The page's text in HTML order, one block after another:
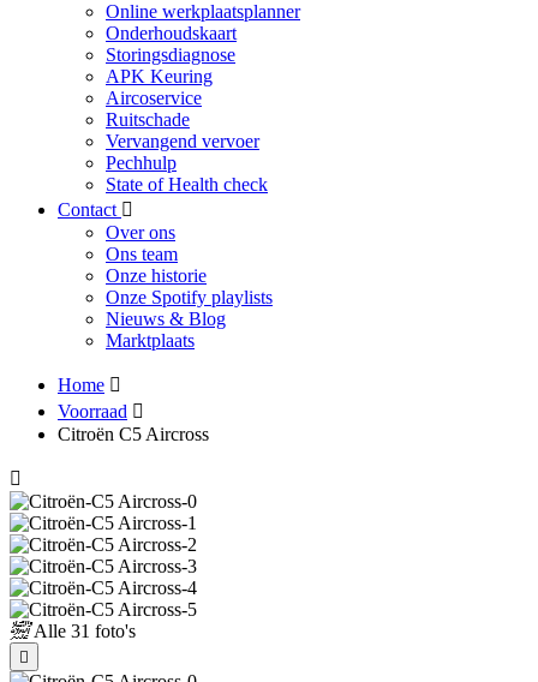
Online werkplaatsplanner
Onderhoudskaart
Storingsdiagnose
APK Keuring
Aircoservice
Ruitschade
Vervangend vervoer
Pechhulp
State of Health check
Contact
Over ons
Ons team
Onze historie
Onze Spotify playlists
Nieuws & Blog
Marktplaats
Home
Voorraad
Citroën C5 Aircross
Alle 31 foto's